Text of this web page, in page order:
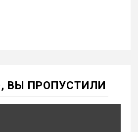
ВЫ ПРОПУСТИЛИ